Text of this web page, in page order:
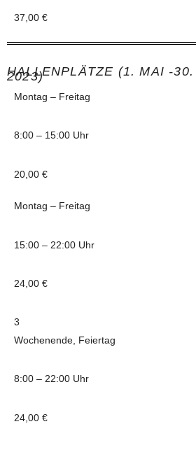
37,00 €
HALLENPLÄTZE (1. MAI -
2023)
Montag – Freitag
8:00 – 15:00 Uhr
20,00 €
Montag – Freitag
15:00 – 22:00 Uhr
24,00 €
3
Wochenende, Feiertag
8:00 – 22:00 Uhr
24,00 €